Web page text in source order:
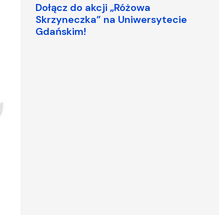
Dołącz do akcji „Różowa
Skrzyneczka” na Uniwersytecie
Gdańskim!